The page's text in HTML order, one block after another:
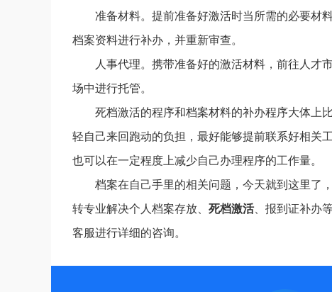
准备材料。提前准备好激活时当所需的必要材
档案资料进行补办，并重新审查。
人事代理。携带准备好的激活材料，前往人才
场中进行托管。
死档激活的程序和档案材料的补办程序大体上
轻自己来回跑动的负担，最好能够提前联系好相关
也可以在一定程度上减少自己办理程序的工作量。
档案在自己手里的相关问题，今天就到这里了
转专业解决个人档案存放、 死档激活、报到证补办
客服进行详细的咨询。